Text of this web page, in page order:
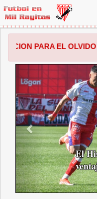
EL OLVIDO LOS ANDES
El
ANTERIOR